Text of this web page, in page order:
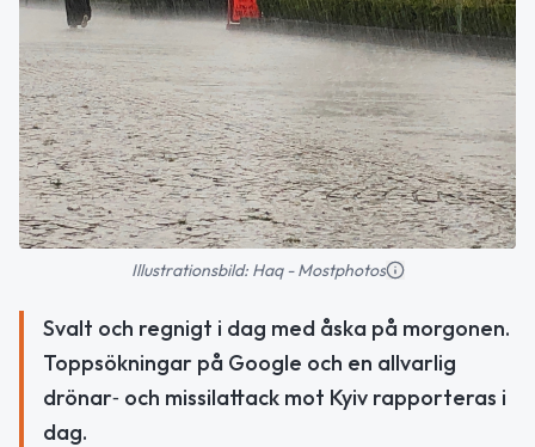
Illustrationsbild: Haq - Mostphotos
Svalt och regnigt i dag med åska på morgonen.
Toppsökningar på Google och en allvarlig
drönar‑ och missilattack mot Kyiv rapporteras i
dag.